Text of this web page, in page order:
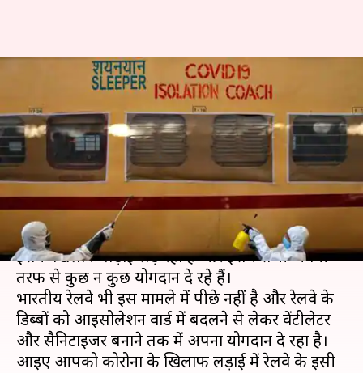
कोरोना वायरस के खिलाफ लड़ाई में
क्या-क्या योगदान दे रहा है भारतीय
रेलवे?
लेखन मुकुल तोमर Apr 10, 2020 09:22 pm
क्या है खबर?
कोरोना वायरस के प्रकोप के बीच पूरा देश एकजुट होकर
इसके खिलाफ लड़ाई लड़ रहा है और इसमें सभी अपनी
तरफ से कुछ न कुछ योगदान दे रहे हैं।
भारतीय रेलवे भी इस मामले में पीछे नहीं है और रेलवे के
डिब्बों को आइसोलेशन वार्ड में बदलने से लेकर वेंटीलेटर
और सैनिटाइजर बनाने तक में अपना योगदान दे रहा है।
आइए आपको कोरोना के खिलाफ लड़ाई में रेलवे के इसी